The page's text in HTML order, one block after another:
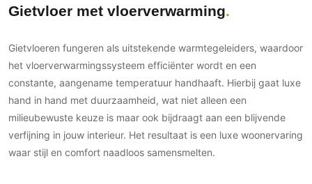
Gietvloer met vloerverwarming
Gietvloeren fungeren als uitstekende warmtegeleiders, waardoor
het vloerverwarmingssysteem efficiënter wordt en een
constante, aangename temperatuur handhaaft. Hierbij gaat luxe
hand in hand met duurzaamheid, wat niet alleen een
milieubewuste keuze is maar ook bijdraagt aan een blijvende
verfijning in jouw interieur. Het resultaat is een luxe woonervaring
waar stijl en comfort naadloos samensmelten.